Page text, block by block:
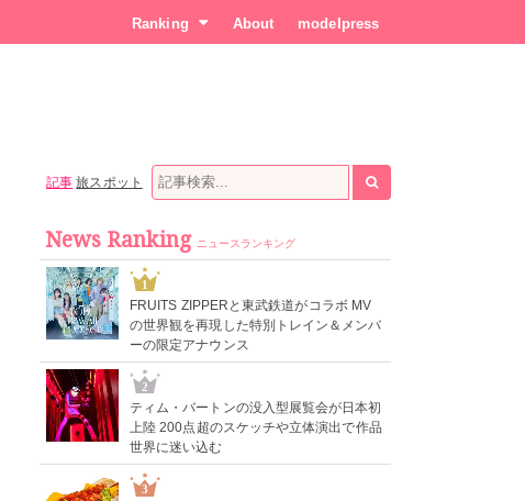
Ranking About modelpress
記事 旅スポット
News Ranking ニュースランキング
1
FRUITS ZIPPERと東武鉄道がコラボ MV
の世界観を再現した特別トレイン＆メンバ
ーの限定アナウンス
2
ティム・バートンの没入型展覧会が日本初
上陸 200点超のスケッチや立体演出で作品
世界に迷い込む
3